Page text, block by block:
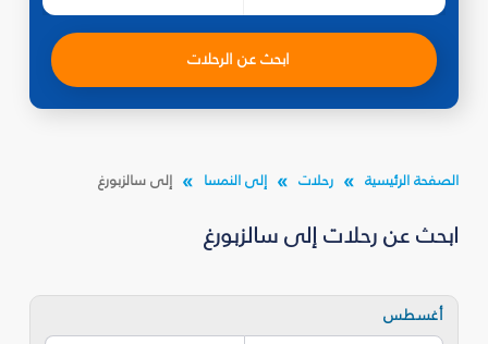
ابحث عن الرحلات
الصفحة الرئيسية رحلات إلى النمسا إلى سالزبورغ
ابحث عن رحلات إلى سالزبورغ
أغسطس